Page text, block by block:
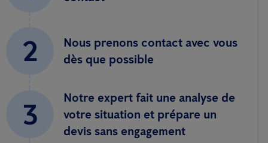
2
Nous prenons contact avec vous
dès que possible
3
Notre expert fait une analyse de
votre situation et prépare un
devis sans engagement